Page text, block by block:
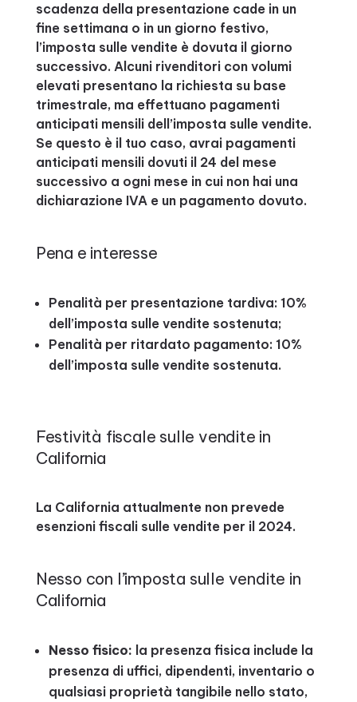
scadenza della presentazione cade in un
fine settimana o in un giorno festivo,
l’imposta sulle vendite è dovuta il giorno
successivo. Alcuni rivenditori con volumi
elevati presentano la richiesta su base
trimestrale, ma effettuano pagamenti
anticipati mensili dell’imposta sulle vendite.
Se questo è il tuo caso, avrai pagamenti
anticipati mensili dovuti il 24 del mese
successivo a ogni mese in cui non hai una
dichiarazione IVA e un pagamento dovuto.
Pena e interesse
Penalità per presentazione tardiva: 10%
dell’imposta sulle vendite sostenuta;
Penalità per ritardato pagamento: 10%
dell’imposta sulle vendite sostenuta.
Festività fiscale sulle vendite in
California
La California attualmente non prevede
esenzioni fiscali sulle vendite per il 2024.
Nesso con l’imposta sulle vendite in
California
Nesso fisico: la presenza fisica include la
presenza di uffici, dipendenti, inventario o
qualsiasi proprietà tangibile nello stato,